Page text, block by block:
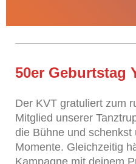
50er Geburtstag
Der KVT gratuliert zum
Mitglied unserer
die Bühne und schenkst
Momente. Gleichzeitig
Kampagne mit deinem